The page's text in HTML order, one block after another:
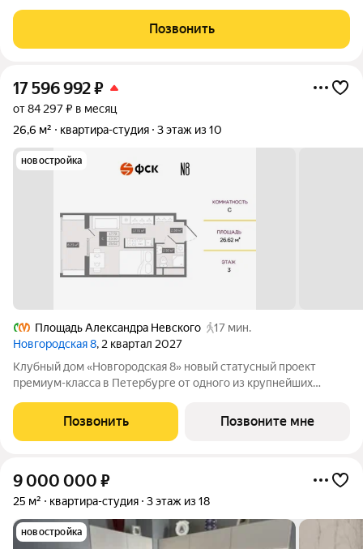
пекарни, фитнес, пукнты выдачи). Пешая доступность до
метро, при необходимости
Позвонить
17 596 992₽
от 84 297 ₽ в месяц
26,6 м²
квартира-студия 3 этаж из 10
новостройка
Площадь Александра Невского
17 мин.
Новгородская 8, 2 квартал 2027
Клубный дом «Новгородская 8» новый статусный проект
премиум-класса в Петербурге от одного из крупнейших
Новгородской улице в районе со сложившейся
инфраструктурой, в непосредственной близости
Позвонить Позвоните мне
9 000 000 ₽
25 м² квартира-студия 3 этаж из 18
новостройка